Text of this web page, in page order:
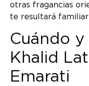
otras fragancias
te resultará
Cuándo
Khalid
Emarati